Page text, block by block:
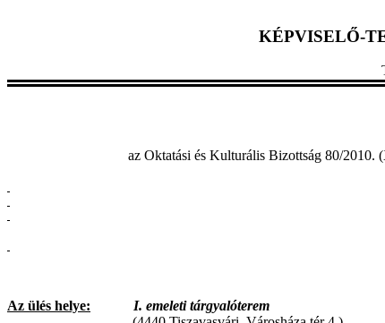
KÉPVISELŐ-
az Oktatási és Kulturális Bizottság 80/2010.
Az ülés helye: I. emeleti tárgyalóterem